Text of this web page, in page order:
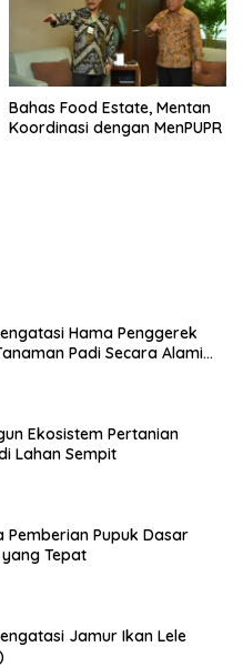
Bahas Food Estate, Mentan
Koordinasi dengan MenPUPR
Hama Penggerek
Padi Secara Alami
Ekosistem Pertanian
Lahan Sempit
Pemberian Pupuk Dasar
Tepat
Jamur Ikan Lele